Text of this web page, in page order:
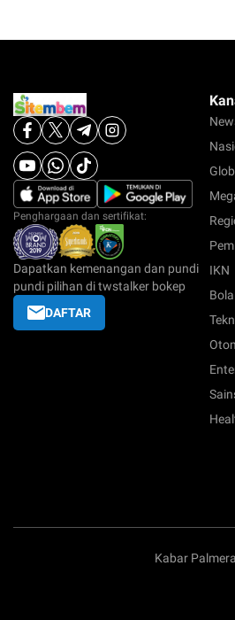
Penghargaan dan sertifikat:
Dapatkan kemenangan dan pundi
pundi pilihan di twstalker bokep
DAFTAR
IKN
Bola
Kabar